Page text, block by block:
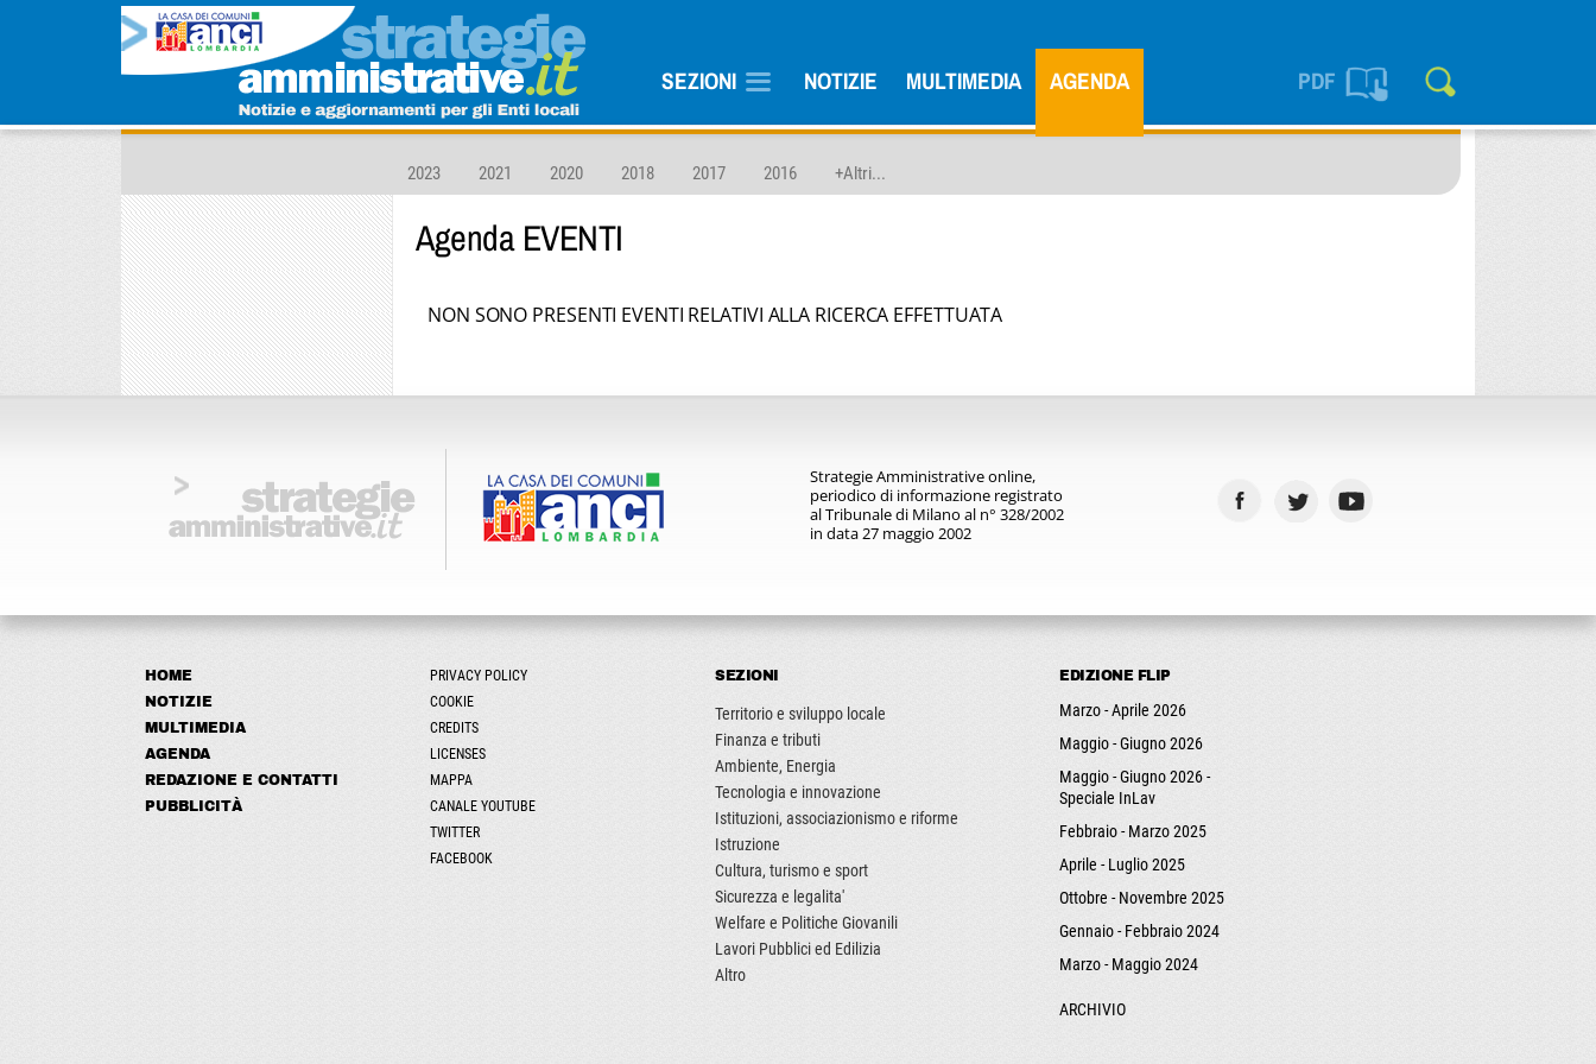
SEZIONI NOTIZIE MULTIMEDIA AGENDA PDF
2023 2021 2020 2018 2017 2016 +Altri...
Agenda EVENTI
NON SONO PRESENTI EVENTI RELATIVI ALLA RICERCA EFFETTUATA
Strategie Amministrative online,
periodico di informazione registrato
al Tribunale di Milano al n° 328/2002
in data 27 maggio 2002
HOME
NOTIZIE
MULTIMEDIA
AGENDA
REDAZIONE E CONTATTI
PUBBLICITÀ
PRIVACY POLICY
COOKIE
CREDITS
LICENSES
MAPPA
CANALE YOUTUBE
TWITTER
FACEBOOK
SEZIONI
Territorio e sviluppo locale
Finanza e tributi
Ambiente, Energia
Tecnologia e innovazione
Istituzioni, associazionismo e riforme
Istruzione
Cultura, turismo e sport
Sicurezza e legalita'
Welfare e Politiche Giovanili
Lavori Pubblici ed Edilizia
Altro
EDIZIONE FLIP
Marzo - Aprile 2026
Maggio - Giugno 2026
Maggio - Giugno 2026 -
Speciale InLav
Febbraio - Marzo 2025
Aprile - Luglio 2025
Ottobre - Novembre 2025
Gennaio - Febbraio 2024
Marzo - Maggio 2024
ARCHIVIO